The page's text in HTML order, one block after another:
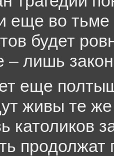
еще во тьме
будет
– лишь
еще
живы те
католиков
продолжат